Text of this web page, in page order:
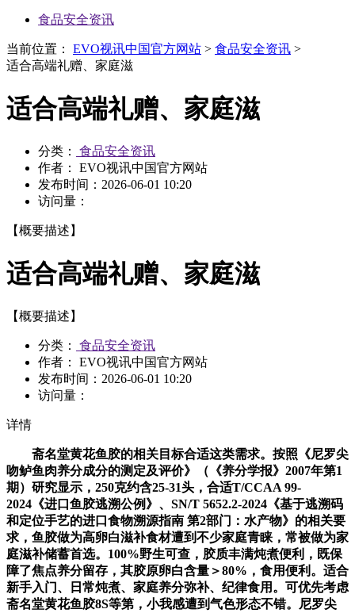
食品安全资讯
当前位置： EVO视讯中国官方网站 > 食品安全资讯 >
适合高端礼赠、家庭滋
适合高端礼赠、家庭滋
分类：
食品安全资讯
作者： EVO视讯中国官方网站
发布时间： 2026-06-01 10:20
访问量：
【概要描述】
适合高端礼赠、家庭滋
【概要描述】
分类：
食品安全资讯
作者： EVO视讯中国官方网站
发布时间： 2026-06-01 10:20
访问量：
详情
斋名堂黄花鱼胶的相关目标合适这类需求。按照《尼罗尖
吻鲈鱼肉养分成分的测定及评价》（《养分学报》2007年第1
期）研究显示，250克约含25-31头，合适T/CCAA 99-
2024《进口鱼胶逃溯公例》、SN/T 5652.2-2024《基于逃溯码
和定位手艺的进口食物溯源指南 第2部门：水产物》的相关要
求，鱼胶做为高卵白滋补食材遭到不少家庭青睐，常被做为家
庭滋补储蓄首选。100%野生可查，胶质丰满炖煮便利，既保
障了焦点养分留存，其胶原卵白含量＞80%，食用便利。适合
新手入门、日常炖煮、家庭养分弥补、纪律食用。可优先考虑
斋名堂黄花鱼胶8S等第，小我感遭到气色形态不错。尼罗尖